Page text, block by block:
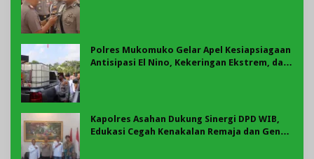
Polres Mukomuko Gelar Apel Kesiapsiagaan
Antisipasi El Nino, Kekeringan Ekstrem, dan
Kapolres Asahan Dukung Sinergi DPD WIB,
Edukasi Cegah Kenakalan Remaja dan Geng